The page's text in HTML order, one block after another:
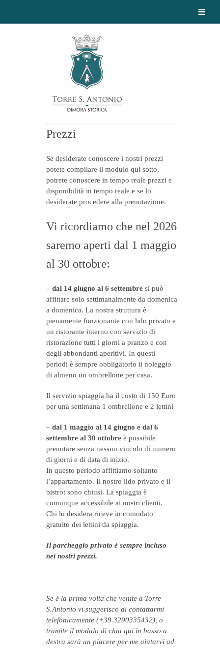
Prezzi
Se desiderate conoscere i nostri prezzi
potete compilare il modulo qui sotto,
potrete conoscere in tempo reale prezzi e
disponibilità in tempo reale e se lo
desiderate procedere alla prenotazione.
Vi ricordiamo che nel 2026
saremo aperti dal 1 maggio
al 30 ottobre:
– dal 14 giugno al 6 settembre si può
affittare solo settimanalmente da domenica
a domenica. La nostra struttura è
pienamente funzionante con lido privato e
un ristorante interno con servizio di
ristorazione tutti i giorni a pranzo e con
degli abbondanti aperitivi. In questi
periodi è sempre obbligatorio il noleggio
di almeno un ombrellone per casa.
Il servizio spiaggia ha il costo di 150 Euro
per una settimana 1 ombrellone e 2 lettini
– dal 1 maggio al 14 giugno e dal 6
settembre al 30 ottobre è possibile
prenotare senza nessun vincolo di numero
di giorni e di data di inizio.
In questo periodo affittiamo soltanto
l’appartamento. Il nostro lido privato e il
bistrot sono chiusi. La spiaggia è
comunque accessibile ai nostri clienti.
Chi lo desidera riceve in comodato
gratuito dei lettini da spiaggia.
Il parcheggio privato è sempre incluso
nei nostri prezzi.
Se è la prima volta che venite a Torre
S.Antonio vi suggerisco di contattarmi
telefonicamente (+39 3290335432), o
tramite il modulo di chat qui in basso a
destra sarà un piacere per me aiutarvi ad